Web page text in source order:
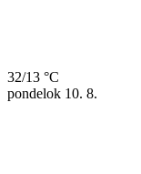
32/13 °C
pondelok 10. 8.